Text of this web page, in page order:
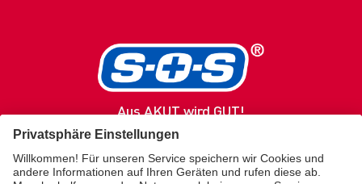
Aus AKUT wird GUT!
SOS
Produkte